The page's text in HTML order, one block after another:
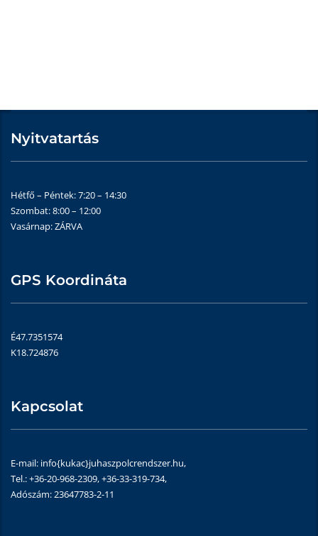
Nyitvatartás
Hétfő – Péntek: 7:20 – 14:30
Szombat: 8:00 – 12:00
Vasárnap: ZÁRVA
GPS Koordináta
É47.7351574
K18.724876
Kapcsolat
E-mail: info{kukac}juhaszpolcrendszer.hu,
Tel.: +36-20-968-2309, +36-33-319-734,
Adószám: 23647783-2-11